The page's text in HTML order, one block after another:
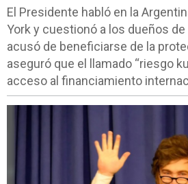
El Presidente habló en la
York y cuestionó a los dueños de
acusó de beneficiarse de la
aseguró que el llamado “riesgo
acceso al financiamiento